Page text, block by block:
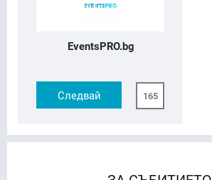
EventsPRO.bg
Следвай 165